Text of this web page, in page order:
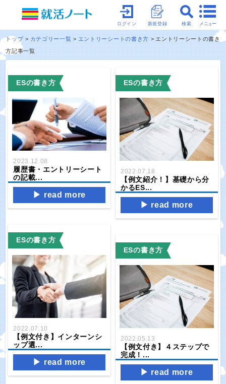
メニュー
検索
新規登録
ログイン
トップ カテゴリー一覧 エントリーシートの書き方
エントリーシートの書き
方記事一覧
ESの書き方
2023.12.08
履歴書・エントリーシート
の記載...
read more
ESの書き方
2022.07.18
【例文紹介！】基礎から分
かるES...
read more
ESの書き方
2022.07.10
【例文付き】インターンシ
ップ選...
read more
ESの書き方
2022.05.13
【例文付き】４ステップで
完成！...
read more